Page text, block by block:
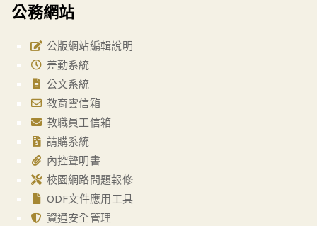
公務網站
公版網站編輯說明
差勤系統
公文系統
教育雲信箱
教職員工信箱
請購系統
內控聲明書
校園網路問題報修
ODF文件應用工具
資通安全管理